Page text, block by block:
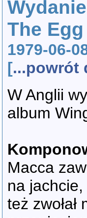
The Egg
1979-06-
[...powrót
W Anglii
album
Macca
na
też